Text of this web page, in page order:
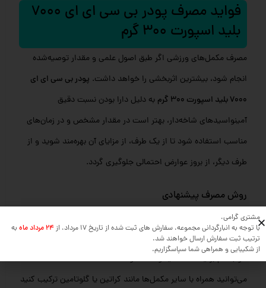
فواید مصرف پودر بی سی ای ای 7000
بلید اسپورت 300 گرم
مصرف مکمل‌های ورزشی اگر طبق اصول علمی و مقدار توصیه‌شده
انجام شود، بیشترین اثربخشی را خواهد داشت. پودر بی سی ای ای
7000 بلید اسپورت 300 گرم
به دلیل دارا بودن نسبت دقیق
آمینواسیدهای شاخه‌دار، بهتر است در مقدار مشخص و در زمان‌های
مناسب استفاده شود تا از یک طرف، از مزایای آن بهره‌مند شوید و از
طرف دیگر، از بروز عوارض احتمالی جلوگیری گردد.
روش مصرف پیشنهادی
آبمیوه حل کنید.
خوب هم بزنید تا کاملاً یکنواخت شود.
می‌توانید همراه با سایر مکمل‌ها مانند کراتین یا گلوتامین ترکیب کنید
مشتری گرامی،
با توجه به انبارگردانی مجموعه، سفارش های ثبت شده از تاریخ 17 مرداد، از
24 مرداد ماه
به
ترتیب ثبت سفارش ارسال خواهند شد.
از شکیبایی و همراهی شما سپاسگزاریم.